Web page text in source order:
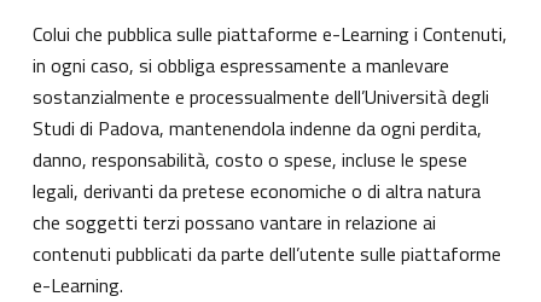
Colui che pubblica sulle piattaforme e-Learning i Contenuti,
in ogni caso, si obbliga espressamente a manlevare
sostanzialmente e processualmente dell’Università degli
Studi di Padova, mantenendola indenne da ogni perdita,
danno, responsabilità, costo o spese, incluse le spese
legali, derivanti da pretese economiche o di altra natura
che soggetti terzi possano vantare in relazione ai
contenuti pubblicati da parte dell’utente sulle piattaforme
e-Learning.